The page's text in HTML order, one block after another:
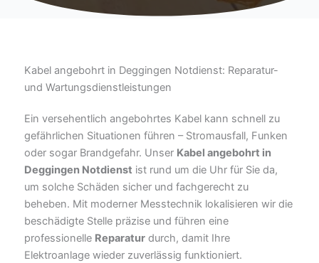
Kabel angebohrt in Deggingen Notdienst: Reparatur-
und Wartungsdienstleistungen
Ein versehentlich angebohrtes Kabel kann schnell zu
gefährlichen Situationen führen – Stromausfall, Funken
oder sogar Brandgefahr. Unser Kabel angebohrt in
Deggingen Notdienst ist rund um die Uhr für Sie da,
um solche Schäden sicher und fachgerecht zu
beheben. Mit moderner Messtechnik lokalisieren wir die
beschädigte Stelle präzise und führen eine
professionelle Reparatur durch, damit Ihre
Elektroanlage wieder zuverlässig funktioniert.